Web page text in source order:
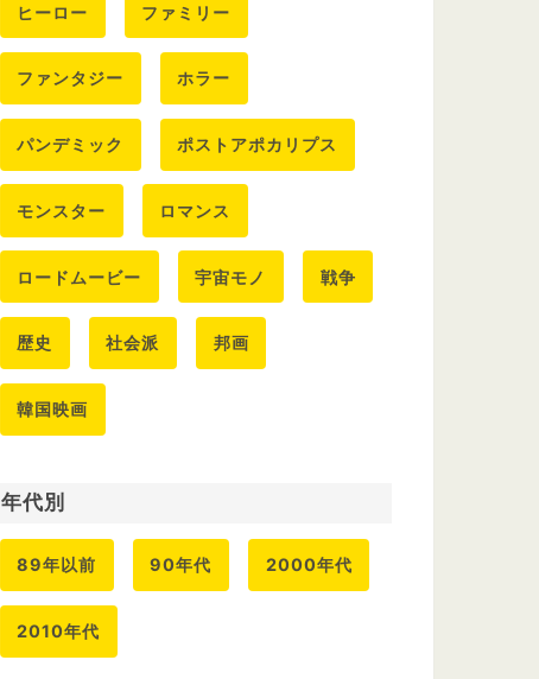
ヒーロー ファミリー
ファンタジー ホラー
パンデミック ポストアポカリプス
モンスター ロマンス
ロードムービー 宇宙モノ 戦争
歴史 社会派 邦画
韓国映画
年代別
89年以前 90年代 2000年代
2010年代